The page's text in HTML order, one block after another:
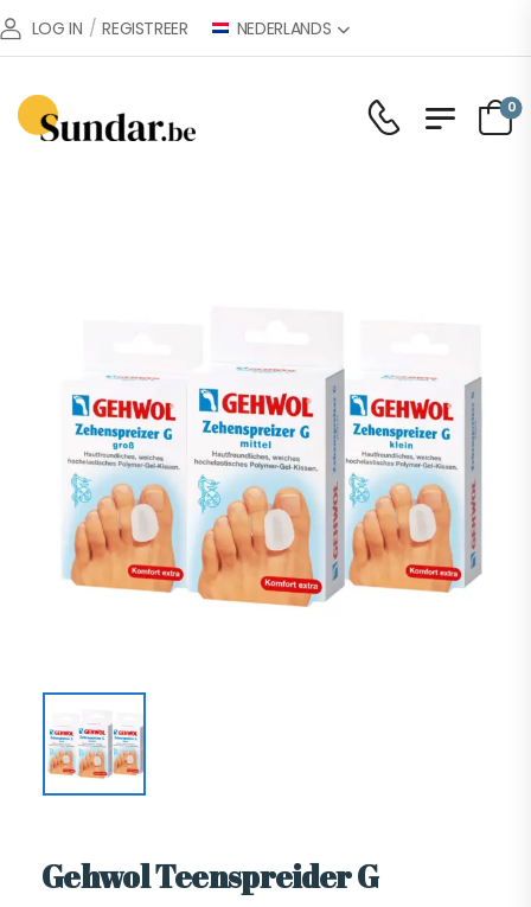
LOG IN / REGISTREER NEDERLANDS
0
Gehwol Teenspreider G